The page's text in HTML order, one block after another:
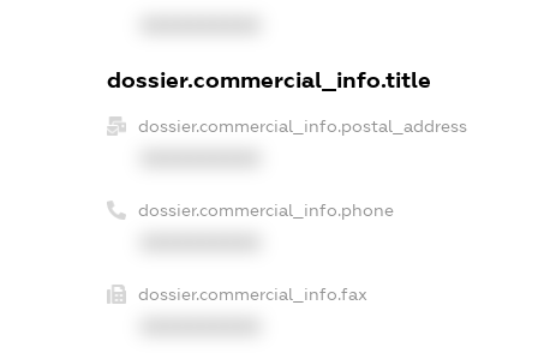
dossier.commercial_info.title
dossier.commercial_info.postal_address
dossier.commercial_info.phone
dossier.commercial_info.fax